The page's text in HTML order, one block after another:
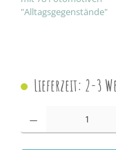
"Alltagsgegenstände"
Lieferzeit: 2-3
Produkt Anzahl: Gib den